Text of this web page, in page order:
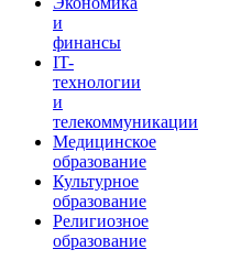
и
финансы
IT-
технологии
и
телекоммуникации
Медицинское
образование
Культурное
образование
Религиозное
образование